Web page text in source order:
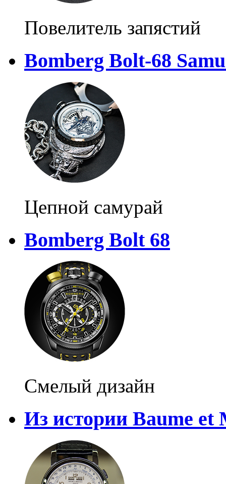
Повелитель запястий
Bomberg Bolt-68
Цепной самурай
Bomberg Bolt 68
Смелый дизайн
Из истории Baume et